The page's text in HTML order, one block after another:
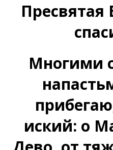
Пресвятая
Многими
иский: о